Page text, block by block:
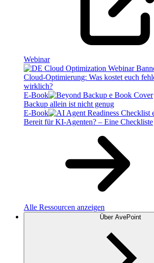
Webinar
Cloud-Optimierung: Was kostet euch
wirklich?
E-Book
Backup allein ist nicht genug
E-Book
Bereit für KI-Agenten? – Eine Checkliste
Alle Ressourcen anzeigen
Über AvePoint